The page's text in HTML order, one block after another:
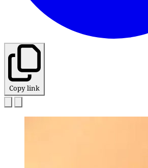
Copy link